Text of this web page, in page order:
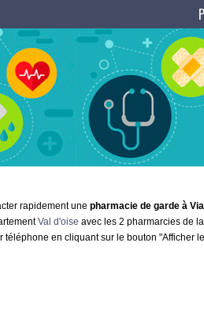
rapidement une pharmacie de garde à
Val d'oise avec les 2 pharmarcies de
en cliquant sur le bouton "Afficher